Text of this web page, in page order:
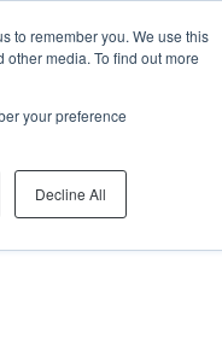
to remember you. We use this
media. To find out more
your preference
Decline All